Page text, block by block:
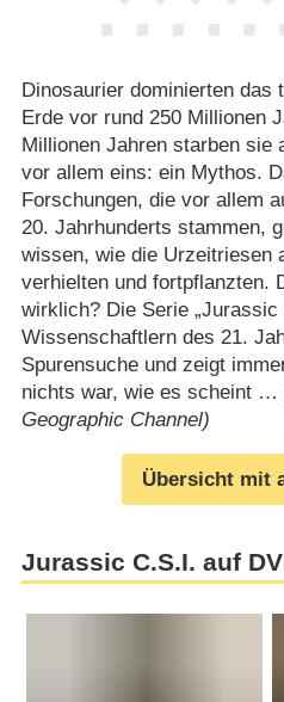
Dinosaurier dominierten das
Erde vor rund 250 Millionen
Millionen Jahren starben sie
vor allem eins: ein Mythos.
Forschungen, die vor allem
20. Jahrhunderts stammen,
wissen, wie die Urzeitriesen
verhielten und fortpflanzten.
wirklich? Die Serie „Jurassic
Wissenschaftlern des 21.
Spurensuche und zeigt
nichts war, wie es scheint …
Geographic Channel)
Übersicht mit
Jurassic C.S.I. auf